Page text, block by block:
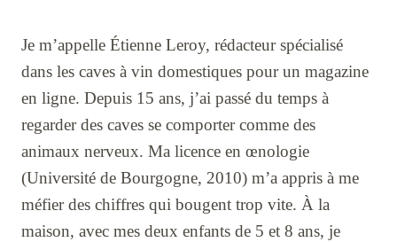
Je m’appelle Étienne Leroy, rédacteur spécialisé
dans les caves à vin domestiques pour un magazine
en ligne. Depuis 15 ans, j’ai passé du temps à
regarder des caves se comporter comme des
animaux nerveux. Ma licence en œnologie
(Université de Bourgogne, 2010) m’a appris à me
méfier des chiffres qui bougent trop vite. À la
maison, avec mes deux enfants de 5 et 8 ans, je